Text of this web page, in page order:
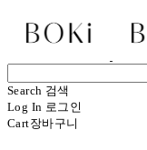
Search 검색
Log In 로그인
Cart장바구니